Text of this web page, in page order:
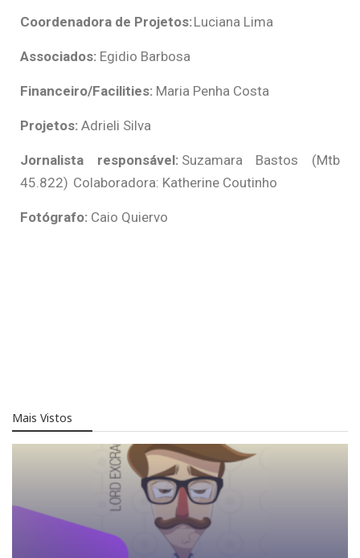
Coordenadora de Projetos:Luciana Lima
Associados: Egidio Barbosa
Financeiro/Facilities: Maria Penha Costa
Projetos: Adrieli Silva
Jornalista responsável: Suzamara Bastos (Mtb
45.822) Colaboradora: Katherine Coutinho
Fotógrafo: Caio Quiervo
Mais Vistos